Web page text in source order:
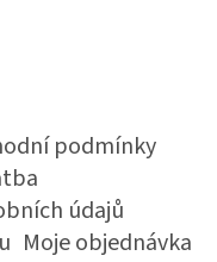
podmínky
údajů
Moje objednávka